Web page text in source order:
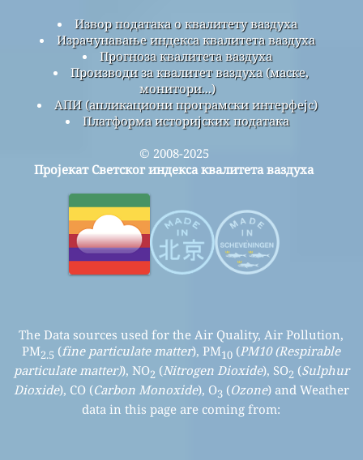
Извор података о квалитету ваздуха
Израчунавање индекса квалитета ваздуха
Прогноза квалитета ваздуха
Производи за квалитет ваздуха (маске,
монитори...)
АПИ (апликациони програмски интерфејс)
Платформа историјских података
© 2008-2025
Пројекат Светског индекса квалитета ваздуха
The Data sources used for the Air Quality, Air Pollution,
PM2.5 (fine particulate matter), PM10 (PM10 (Respirable
particulate matter)), NO2 (Nitrogen Dioxide), SO2 (Sulphur
Dioxide), CO (Carbon Monoxide), O3 (Ozone) and Weather
data in this page are coming from: